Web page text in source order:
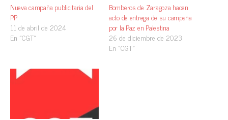
Nueva campaña publicitaria del
PP
11 de abril de 2024
En «CGT»
Bomberos de Zaragoza hacen
acto de entrega de su campaña
por la Paz en Palestina
26 de diciembre de 2023
En «CGT»